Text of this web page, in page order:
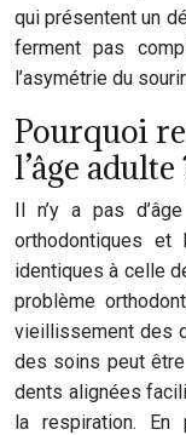
qui présentent un
ferment pas
l’asymétrie du
Pourquoi
l’âge adulte
Il n’y a pas
orthodontiques et
identiques à celle
problème
vieillissement des
des soins peut être
dents alignées
la respiration. En